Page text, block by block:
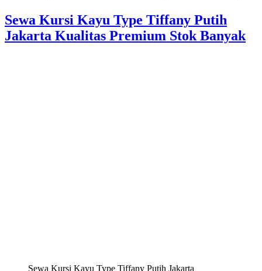
Sewa Kursi Kayu Type Tiffany Putih
Jakarta Kualitas Premium Stok Banyak
Sewa Kursi Kayu Type Tiffany Putih Jakarta